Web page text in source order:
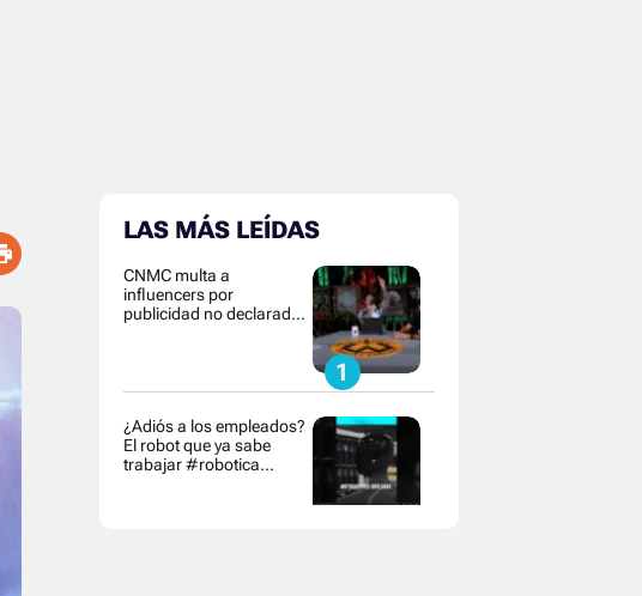
LAS MÁS LEÍDAS
CNMC multa a
influencers por
publicidad no declarada y
¿Adiós a los empleados?
El robot que ya sabe
trabajar #robotica